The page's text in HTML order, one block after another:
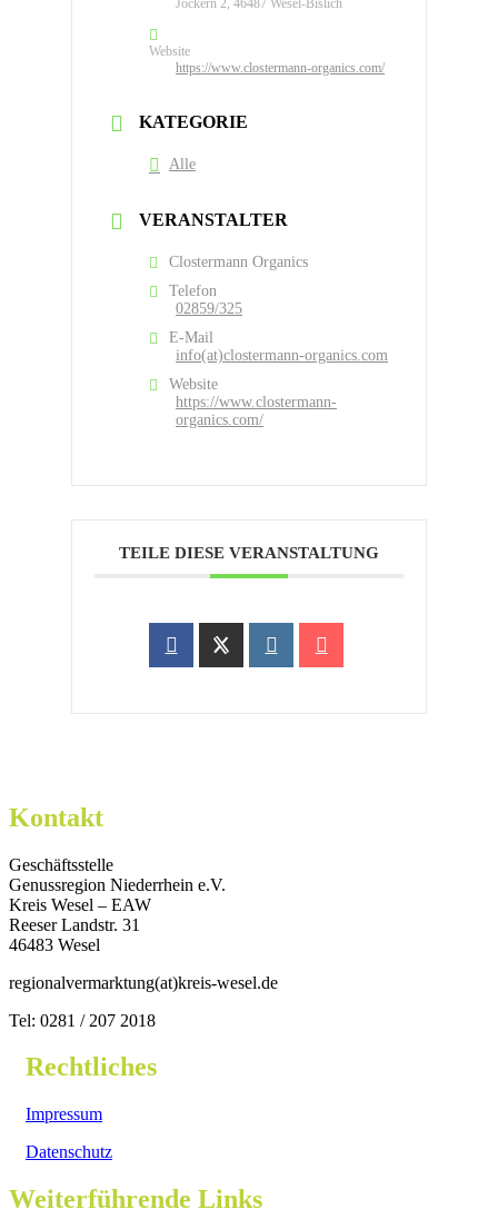
Jöckern 2, 46487 Wesel-Bislich
Website
https://www.clostermann-organics.com/
KATEGORIE
Alle
VERANSTALTER
Clostermann Organics
Telefon
02859/325
E-Mail
info(at)clostermann-organics.com
Website
https://www.clostermann-
organics.com/
TEILE DIESE VERANSTALTUNG
Kontakt
Geschäftsstelle
Genussregion Niederrhein e.V.
Kreis Wesel – EAW
Reeser Landstr. 31
46483 Wesel
regionalvermarktung(at)kreis-wesel.de
Tel: 0281 / 207 2018
Rechtliches
Impressum
Datenschutz
Weiterführende Links